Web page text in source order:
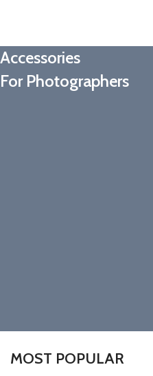
MOST POPULAR
Adapters
For Camera Lenses
Accessories
For Photographers